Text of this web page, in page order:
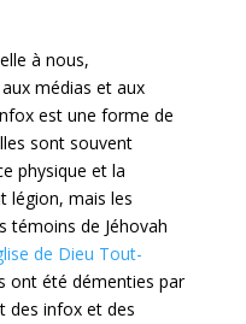
à nous,
médias et aux
est une forme de
sont souvent
physique et la
légion, mais les
témoins de Jéhovah
de Dieu Tout-
été démenties par
des infox et des